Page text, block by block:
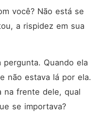
você? Não está se
a rispidez em sua
Quando ela
não estava lá por ela.
na frente dele, qual
se importava?